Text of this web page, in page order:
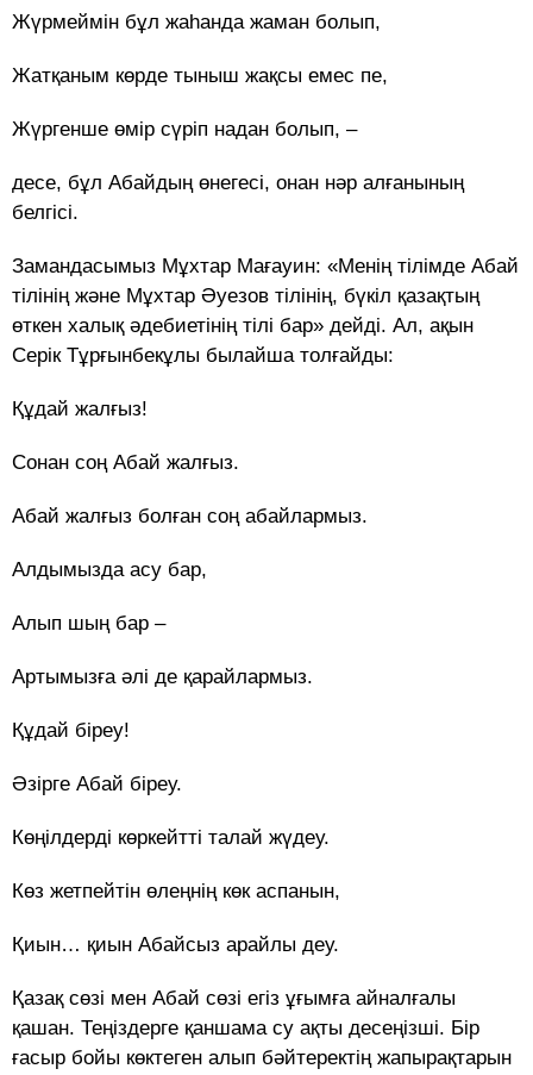
Жүрмеймін бұл жаһанда жаман болып,
Жатқаным көрде тыныш жақсы емес пе,
Жүргенше өмір сүріп надан болып, –
десе, бұл Абайдың өнегесі, онан нәр алғанының
белгісі.
Замандасымыз Мұхтар Мағауин: «Менің тілімде Абай
тілінің және Мұхтар Әуезов тілінің, бүкіл қазақтың
өткен халық әдебиетінің тілі бар» дейді. Ал, ақын
Серік Тұрғынбекұлы былайша толғайды:
Құдай жалғыз!
Сонан соң Абай жалғыз.
Абай жалғыз болған соң абайлармыз.
Алдымызда асу бар,
Алып шың бар –
Артымызға әлі де қарайлармыз.
Құдай біреу!
Әзірге Абай біреу.
Көңілдерді көркейтті талай жүдеу.
Көз жетпейтін өлеңнің көк аспанын,
Қиын… қиын Абайсыз арайлы деу.
Қазақ сөзі мен Абай сөзі егіз ұғымға айналғалы
қашан. Теңіздерге қаншама су ақты десеңізші. Бір
ғасыр бойы көктеген алып бәйтеректің жапырақтарын